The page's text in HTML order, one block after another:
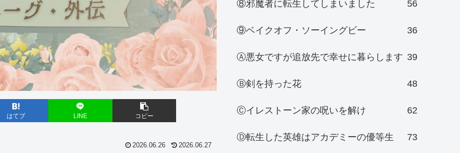
はてブ LINE コピー
2026.06.26 2026.06.27
⑧邪魔者に転生してしまいました 56
⑨ベイクオフ・ソーイングビー 36
Ⓐ悪女ですが追放先で幸せに暮らします 39
Ⓑ剣を持った花 48
Ⓒイレストーン家の呪いを解け 62
Ⓓ転生した英雄はアカデミーの優等生 73